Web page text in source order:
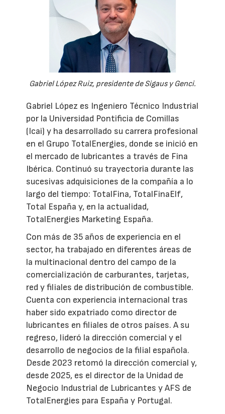
Gabriel López Ruiz, presidente de Sigaus y Genci.
Gabriel López es Ingeniero Técnico Industrial
por la Universidad Pontificia de Comillas
(Icai) y ha desarrollado su carrera profesional
en el Grupo TotalEnergies, donde se inició en
el mercado de lubricantes a través de Fina
Ibérica. Continuó su trayectoria durante las
sucesivas adquisiciones de la compañía a lo
largo del tiempo: TotalFina, TotalFinaElf,
Total España y, en la actualidad,
TotalEnergies Marketing España.
Con más de 35 años de experiencia en el
sector, ha trabajado en diferentes áreas de
la multinacional dentro del campo de la
comercialización de carburantes, tarjetas,
red y filiales de distribución de combustible.
Cuenta con experiencia internacional tras
haber sido expatriado como director de
lubricantes en filiales de otros países. A su
regreso, lideró la dirección comercial y el
desarrollo de negocios de la filial española.
Desde 2023 retomó la dirección comercial y,
desde 2025, es el director de la Unidad de
Negocio Industrial de Lubricantes y AFS de
TotalEnergies para España y Portugal.